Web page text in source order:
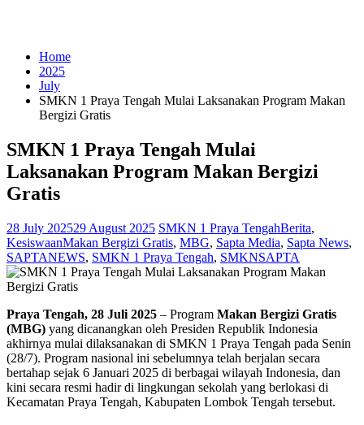
Home
2025
July
SMKN 1 Praya Tengah Mulai Laksanakan Program Makan
Bergizi Gratis
SMKN 1 Praya Tengah Mulai
Laksanakan Program Makan Bergizi
Gratis
28 July 202529 August 2025 SMKN 1 Praya TengahBerita,
KesiswaanMakan Bergizi Gratis, MBG, Sapta Media, Sapta News,
SAPTANEWS, SMKN 1 Praya Tengah, SMKNSAPTA
Praya Tengah, 28 Juli 2025 – Program Makan Bergizi Gratis
(MBG) yang dicanangkan oleh Presiden Republik Indonesia
akhirnya mulai dilaksanakan di SMKN 1 Praya Tengah pada Senin
(28/7). Program nasional ini sebelumnya telah berjalan secara
bertahap sejak 6 Januari 2025 di berbagai wilayah Indonesia, dan
kini secara resmi hadir di lingkungan sekolah yang berlokasi di
Kecamatan Praya Tengah, Kabupaten Lombok Tengah tersebut.